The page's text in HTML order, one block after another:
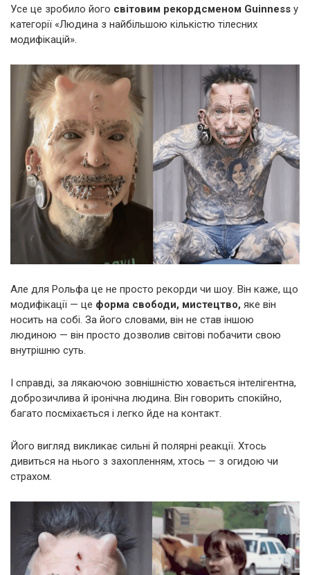
Усе це зробило його світовим рекордсменом Guinness у
категорії «Людина з найбільшою кількістю тілесних
модифікацій».
Але для Рольфа це не просто рекорди чи шоу. Він каже, що
модифікації — це форма свободи, мистецтво, яке він
носить на собі. За його словами, він не став іншою
людиною — він просто дозволив світові побачити свою
внутрішню суть.
І справді, за лякаючою зовнішністю ховається інтелігентна,
доброзичлива й іронічна людина. Він говорить спокійно,
багато посміхається і легко йде на контакт.
Його вигляд викликає сильні й полярні реакції. Хтось
дивиться на нього з захопленням, хтось — з огидою чи
страхом.